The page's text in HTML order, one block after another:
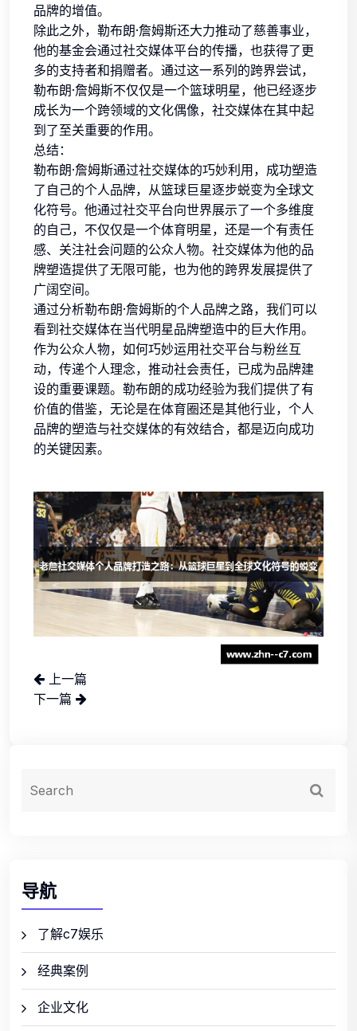
品牌的增值。
除此之外，勒布朗·詹姆斯还大力推动了慈善事业，
他的基金会通过社交媒体平台的传播，也获得了更
多的支持者和捐赠者。通过这一系列的跨界尝试，
勒布朗·詹姆斯不仅仅是一个篮球明星，他已经逐步
成长为一个跨领域的文化偶像，社交媒体在其中起
到了至关重要的作用。
总结：
勒布朗·詹姆斯通过社交媒体的巧妙利用，成功塑造
了自己的个人品牌，从篮球巨星逐步蜕变为全球文
化符号。他通过社交平台向世界展示了一个多维度
的自己，不仅仅是一个体育明星，还是一个有责任
感、关注社会问题的公众人物。社交媒体为他的品
牌塑造提供了无限可能，也为他的跨界发展提供了
广阔空间。
通过分析勒布朗·詹姆斯的个人品牌之路，我们可以
看到社交媒体在当代明星品牌塑造中的巨大作用。
作为公众人物，如何巧妙运用社交平台与粉丝互
动，传递个人理念，推动社会责任，已成为品牌建
设的重要课题。勒布朗的成功经验为我们提供了有
价值的借鉴，无论是在体育圈还是其他行业，个人
品牌的塑造与社交媒体的有效结合，都是迈向成功
的关键因素。
上一篇
下一篇
导航
了解c7娱乐
经典案例
企业文化